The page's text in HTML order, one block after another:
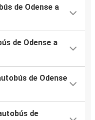
de Odense a
de Odense a
de Odense
de